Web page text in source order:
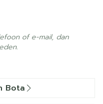
of e-mail, dan
Bota